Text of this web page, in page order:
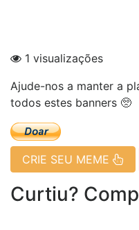
1 visualizações
Ajude-nos a manter a
todos estes banners 🥺
CRIE SEU MEME
Curtiu?